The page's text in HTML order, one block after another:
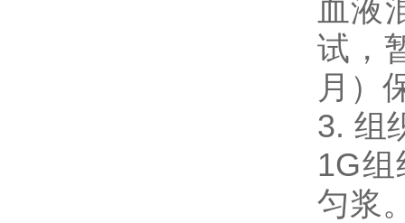
血液
试，
月）
3. 组
1G
匀浆